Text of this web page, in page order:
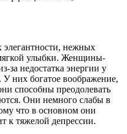
элегантности, нежных
улыбки. Женщины-
за недостатка энергии у
У них богатое воображение,
способны преодолевать
Они немного слабы в
что в основном они
к тяжелой депрессии.